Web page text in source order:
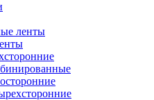
ленты